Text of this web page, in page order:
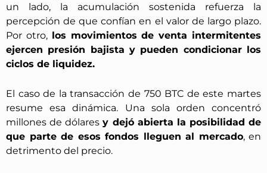
un lado, la acumulación sostenida refuerza la
percepción de que confían en el valor de largo plazo.
Por otro, los movimientos de venta intermitentes
ejercen presión bajista y pueden condicionar los
ciclos de liquidez.
El caso de la transacción de 750 BTC de este martes
resume esa dinámica. Una sola orden concentró
millones de dólaresy dejó abierta la posibilidad de
que parte de esos fondos lleguen al mercado, en
detrimento del precio.